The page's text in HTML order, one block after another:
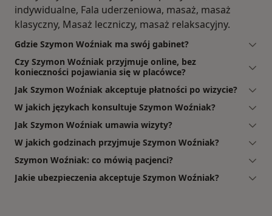
indywidualne, Fala uderzeniowa, masaż, masaż
klasyczny, Masaż leczniczy, masaż relaksacyjny.
Gdzie Szymon Woźniak ma swój gabinet?
Czy Szymon Woźniak przyjmuje online, bez
konieczności pojawiania się w placówce?
Jak Szymon Woźniak akceptuje płatności po wizycie?
W jakich językach konsultuje Szymon Woźniak?
Jak Szymon Woźniak umawia wizyty?
W jakich godzinach przyjmuje Szymon Woźniak?
Szymon Woźniak: co mówią pacjenci?
Jakie ubezpieczenia akceptuje Szymon Woźniak?